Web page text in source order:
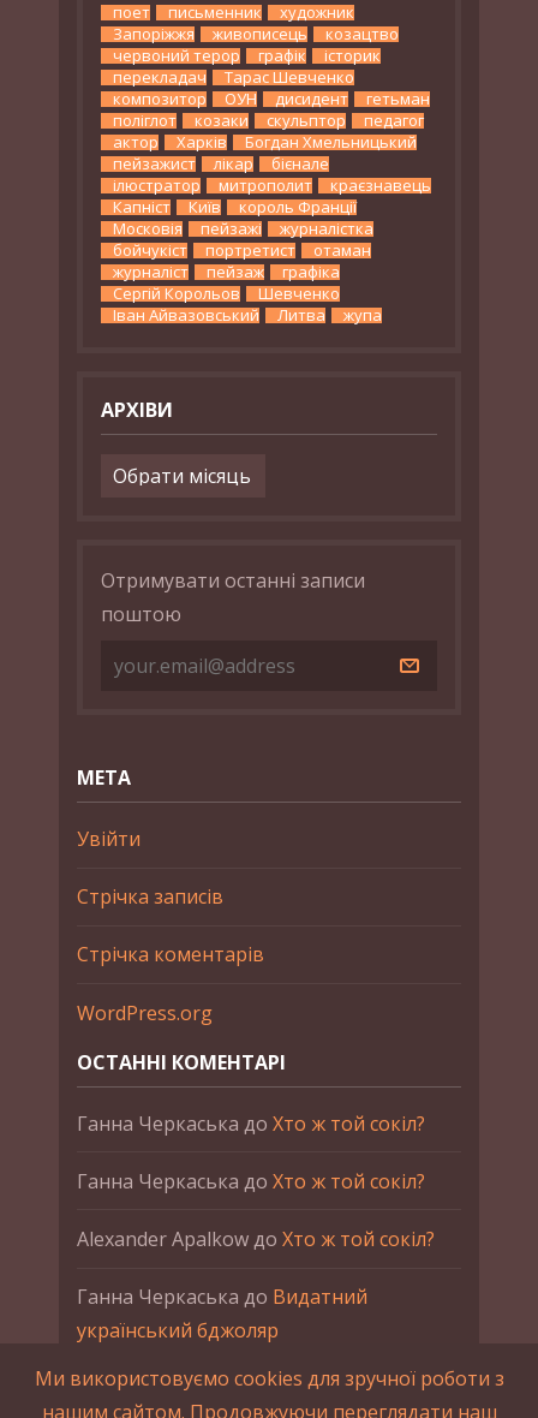
поет письменник
художник
Запоріжжя
живописець
козацтво
червоний терор
графік
історик
перекладач
Тарас Шевченко
композитор
ОУН дисидент
гетьман
поліглот
козаки скульптор
педагог
актор
Харків
Богдан Хмельницький
пейзажист
лікар
бієнале
ілюстратор
митрополит
краєзнавець
Капніст
Київ
король Франції
Московія
пейзажі
журналістка
бойчукіст
портретист
отаман
журналіст
пейзаж
графіка
Сергій Корольов
Шевченко
Іван Айвазовський
Литва жупа
АРХІВИ
Архіви
Отримувати останні записи
поштою
МЕТА
Увійти
Стрічка записів
Стрічка коментарів
WordPress.org
ОСТАННІ КОМЕНТАРІ
Ганна Черкаська до Хто ж той сокіл?
Ганна Черкаська до Хто ж той сокіл?
Alexander Apalkowдо Хто ж той сокіл?
Ганна Черкаська до Видатний
український бджоляр
Ганна ЧеркаськадоПетро Франко
Ми використовуємо cookies для зручної роботи з
нашим сайтом. Продовжуючи переглядати наш